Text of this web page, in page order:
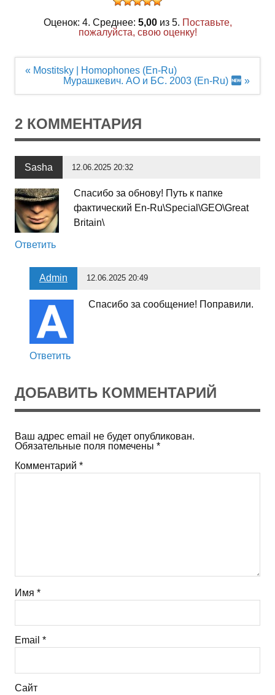
Оценок: 4. Среднее: 5,00из 5. Поставьте,
пожалуйста, свою оценку!
Навигация
« Mostitsky | Homophones (En-Ru)
Мурашкевич. АО и БС. 2003 (En-Ru)
»
2 КОММЕНТАРИЯ
Sasha 12.06.2025 20:32
Спасибо за обнову! Путь к папке
фактический En-Ru\Special\GEO\Great
Britain\
Ответить
Admin 12.06.2025 20:49
Спасибо за сообщение! Поправили.
Ответить
ДОБАВИТЬ КОММЕНТАРИЙ
Ваш адрес email не будет опубликован.
Обязательные поля помечены *
Комментарий *
Имя *
Email *
Сайт